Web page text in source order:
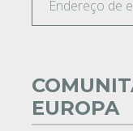
EUROPA